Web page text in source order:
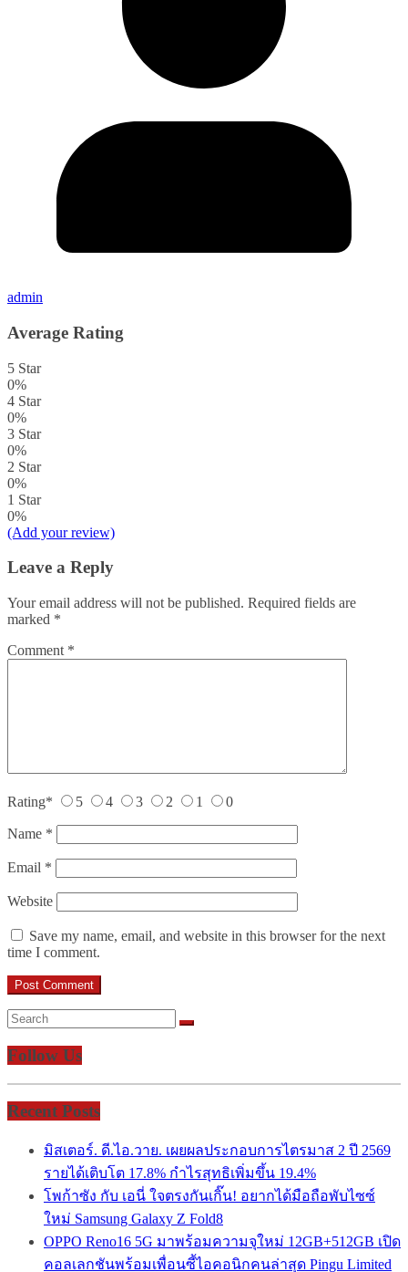
admin
Average Rating
5 Star
0%
4 Star
0%
3 Star
0%
2 Star
0%
1 Star
0%
(Add your review)
Leave a Reply
Your email address will not be published. Required fields are
marked *
Comment *
Rating* 5 4 3 2 1 0
Name *
Email *
Website
Save my name, email, and website in this browser for the next
time I comment.
Follow Us
Recent Posts
มิสเตอร์. ดี.ไอ.วาย. เผยผลประกอบการไตรมาส 2 ปี 2569
รายได้เติบโต 17.8% กำไรสุทธิเพิ่มขึ้น 19.4%
โพก้าซัง กับ เอนี่ ใจตรงกันเกิ๊น! อยากได้มือถือพับไซซ์
ใหม่ Samsung Galaxy Z Fold8
OPPO Reno16 5G มาพร้อมความจุใหม่ 12GB+512GB เปิด
คอลเลกชันพร้อมเพื่อนซี้ไอคอนิกคนล่าสุด Pingu Limited